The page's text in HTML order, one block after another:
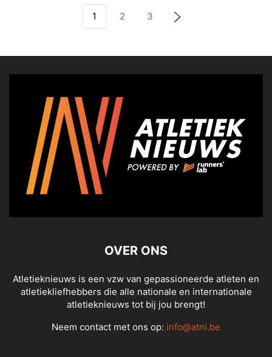
1 2 3
OVER ONS
Atletieknieuws is een vzw van gepassioneerde atleten en
atletiekliefhebbers die alle nationale en internationale
atletieknieuws tot bij jou brengt!
Neem contact met ons op: info@atni.be